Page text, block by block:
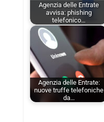
Agenzia delle Entrate
avvisa: phishing
telefonico…
Agenzia delle Entrate:
nuove truffe telefoniche
da…